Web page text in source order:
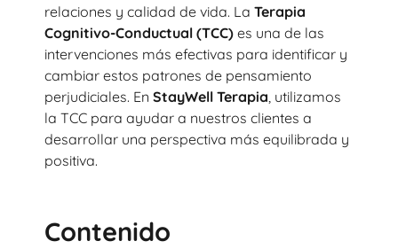
relaciones y calidad de vida. La Terapia
Cognitivo-Conductual (TCC) es una de las
intervenciones más efectivas para identificar y
cambiar estos patrones de pensamiento
perjudiciales. En StayWell Terapia , utilizamos
la TCC para ayudar a nuestros clientes a
desarrollar una perspectiva más equilibrada y
positiva.
Contenido